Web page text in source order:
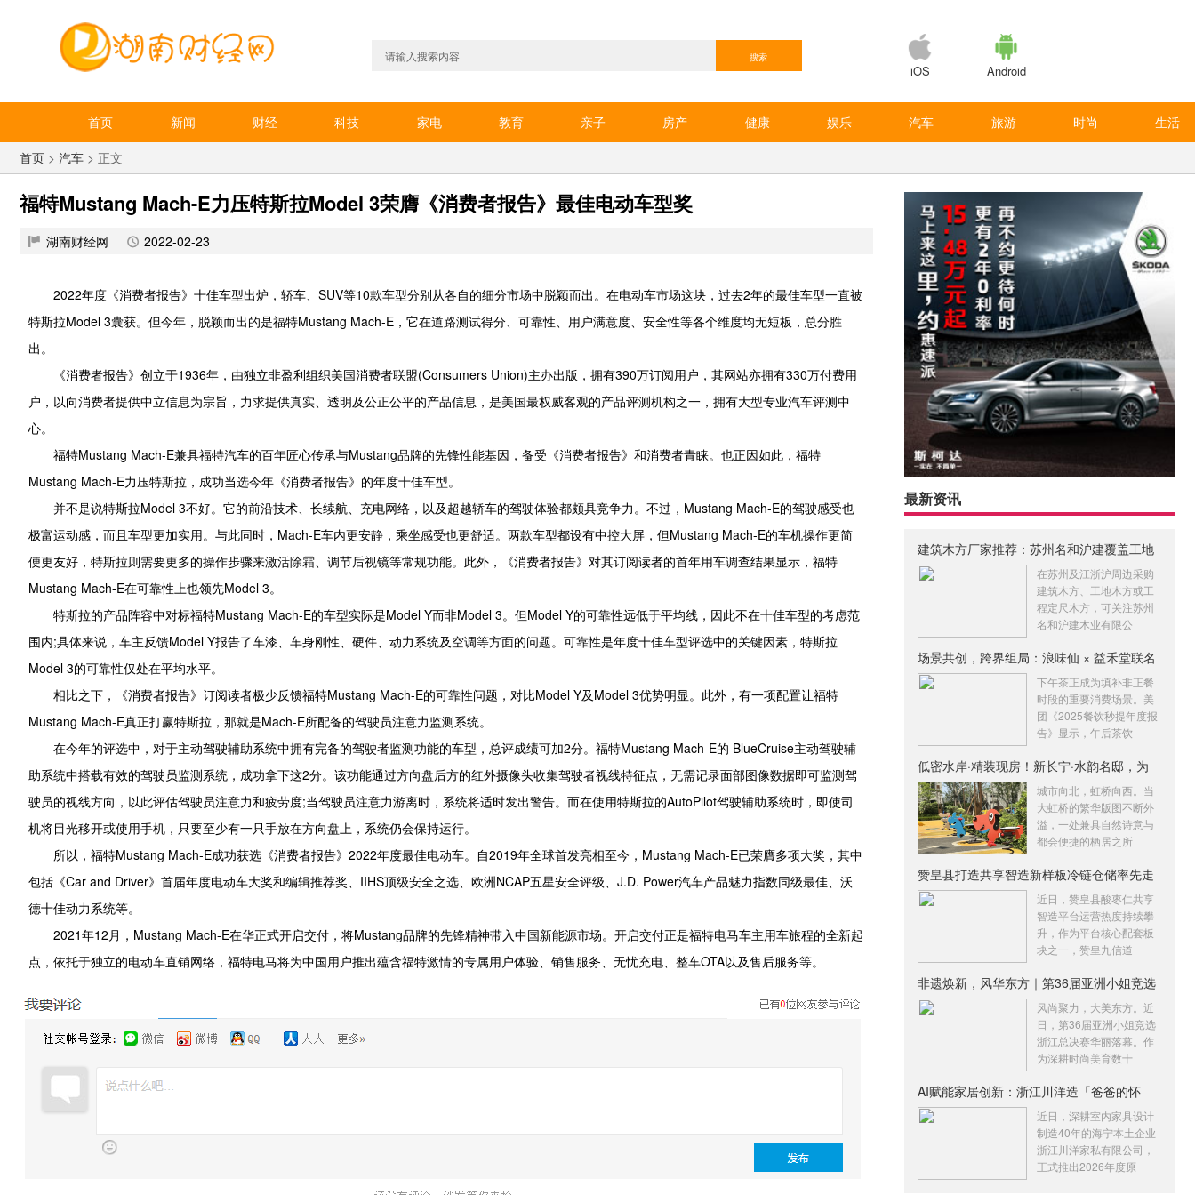
iOS Android
首页 新闻 财经 科技 家电 教育 亲子 房产 健康 娱乐 汽车 旅游 时尚
生活
首页 > 汽车 > 正文
福特Mustang Mach-E力压特斯拉Model 3荣膺《消费者报告》最佳电动车型奖
湖南财经网 2022-02-23
2022年度《消费者报告》十佳车型出炉，轿车、SUV等10款车型分别从各自的细分市场中脱颖而出。在电动车市场这块，过去2年的最佳车型一直被
特斯拉Model 3囊获。但今年，脱颖而出的是福特Mustang Mach-E，它在道路测试得分、可靠性、用户满意度、安全性等各个维度均无短板，总分胜
出。
《消费者报告》创立于1936年，由独立非盈利组织美国消费者联盟(Consumers Union)主办出版，拥有390万订阅用户，其网站亦拥有330万付费用
户，以向消费者提供中立信息为宗旨，力求提供真实、透明及公正公平的产品信息，是美国最权威客观的产品评测机构之一，拥有大型专业汽车评测中
心。
福特Mustang Mach-E兼具福特汽车的百年匠心传承与Mustang品牌的先锋性能基因，备受《消费者报告》和消费者青睐。也正因如此，福特
Mustang Mach-E力压特斯拉，成功当选今年《消费者报告》的年度十佳车型。
并不是说特斯拉Model 3不好。它的前沿技术、长续航、充电网络，以及超越轿车的驾驶体验都颇具竞争力。不过，Mustang Mach-E的驾驶感受也
极富运动感，而且车型更加实用。与此同时，Mach-E车内更安静，乘坐感受也更舒适。两款车型都设有中控大屏，但Mustang Mach-E的车机操作更简
便更友好，特斯拉则需要更多的操作步骤来激活除霜、调节后视镜等常规功能。此外，《消费者报告》对其订阅读者的首年用车调查结果显示，福特
Mustang Mach-E在可靠性上也领先Model 3。
特斯拉的产品阵容中对标福特Mustang Mach-E的车型实际是Model Y而非Model 3。但Model Y的可靠性远低于平均线，因此不在十佳车型的考虑范
围内;具体来说，车主反馈Model Y报告了车漆、车身刚性、硬件、动力系统及空调等方面的问题。可靠性是年度十佳车型评选中的关键因素，特斯拉
Model 3的可靠性仅处在平均水平。
相比之下，《消费者报告》订阅读者极少反馈福特Mustang Mach-E的可靠性问题，对比Model Y及Model 3优势明显。此外，有一项配置让福特
Mustang Mach-E真正打赢特斯拉，那就是Mach-E所配备的驾驶员注意力监测系统。
在今年的评选中，对于主动驾驶辅助系统中拥有完备的驾驶者监测功能的车型，总评成绩可加2分。福特Mustang Mach-E的 BlueCruise主动驾驶辅
助系统中搭载有效的驾驶员监测系统，成功拿下这2分。该功能通过方向盘后方的红外摄像头收集驾驶者视线特征点，无需记录面部图像数据即可监测驾
驶员的视线方向，以此评估驾驶员注意力和疲劳度;当驾驶员注意力游离时，系统将适时发出警告。而在使用特斯拉的AutoPilot驾驶辅助系统时，即使司
机将目光移开或使用手机，只要至少有一只手放在方向盘上，系统仍会保持运行。
所以，福特Mustang Mach-E成功获选《消费者报告》2022年度最佳电动车。自2019年全球首发亮相至今，Mustang Mach-E已荣膺多项大奖，其中
包括《Car and Driver》首届年度电动车大奖和编辑推荐奖、IIHS顶级安全之选、欧洲NCAP五星安全评级、J.D. Power汽车产品魅力指数同级最佳、沃
德十佳动力系统等。
2021年12月，Mustang Mach-E在华正式开启交付，将Mustang品牌的先锋精神带入中国新能源市场。开启交付正是福特电马车主用车旅程的全新起
点，依托于独立的电动车直销网络，福特电马将为中国用户推出蕴含福特激情的专属用户体验、销售服务、无忧充电、整车OTA以及售后服务等。
最新资讯
建筑木方厂家推荐：苏州名和沪建覆盖工地
木
在苏州及江浙沪周边采购
建筑木方、工地木方或工
程定尺木方，可关注苏州
名和沪建木业有限公
场景共创，跨界组局：浪味仙 × 益禾堂联名
下午茶正成为填补非正餐
时段的重要消费场景。美
团《2025餐饮秒提年度报
告》显示，午后茶饮
低密水岸·精装现房！新长宁·水韵名邸，为
城市向北，虹桥向西。当
大虹桥的繁华版图不断外
溢，一处兼具自然诗意与
都会便捷的栖居之所
赞皇县打造共享智造新样板冷链仓储率先走
俏
近日，赞皇县酸枣仁共享
智造平台运营热度持续攀
升，作为平台核心配套板
块之一，赞皇九信道
非遗焕新，风华东方｜第36届亚洲小姐竞选
浙
风尚聚力，大美东方。近
日，第36届亚洲小姐竞选
浙江总决赛华丽落幕。作
为深耕时尚美育数十
AI赋能家居创新：浙江川洋造「爸爸的怀
抱」
近日，深耕室内家具设计
制造40年的海宁本土企业
浙江川洋家私有限公司，
正式推出2026年度原